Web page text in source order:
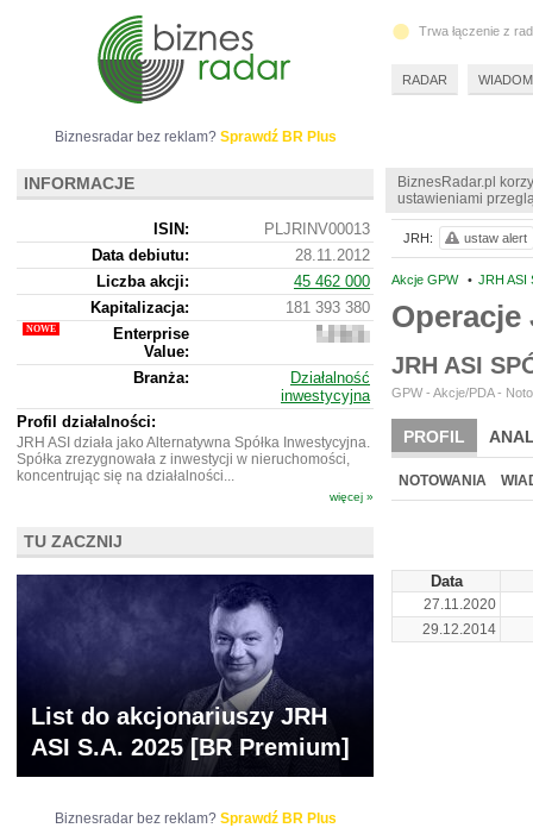
BiznesRadar.pl
ustawieniami
Akcje GPW • JRH ASI
JRH ASI
GPW - Akcje/PDA -
PROFIL
BR LAB
NOTOWANIA
Data
27.11.2020
29.12.2014
JRH: ustaw alert
Biznesradar bez reklam? Sprawdź BR Plus
INFORMACJE
ISIN:
PLJRINV00013
Data debiutu:
28.11.2012
Liczba akcji:
45 462 000
Kapitalizacja:
181 393 380
Enterprise
Value:
380
Branża:
Działalność
inwestycyjna
Profil działalności:
JRH ASI działa jako Alternatywna Spółka Inwestycyjna.
Spółka zrezygnowała z inwestycji w nieruchomości,
koncentrując się na działalności...
więcej »
TU ZACZNIJ
List do akcjonariuszy JRH
ASI S.A. 2025 [BR Premium]
Biznesradar bez reklam? Sprawdź BR Plus
Trwa łączenie z
RADAR